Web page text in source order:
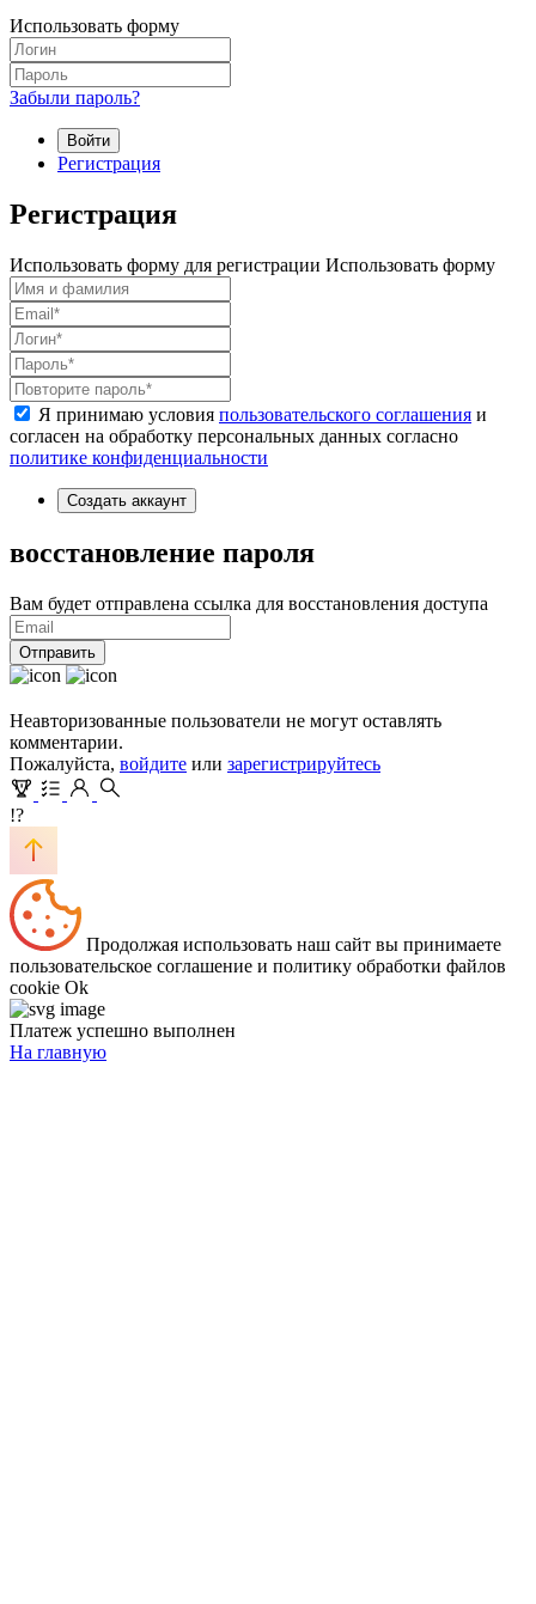
Использовать форму
Забыли пароль?
Войти
Регистрация
Регистрация
Использовать форму для регистрации Использовать форму
Я принимаю условия пользовательского соглашения и
согласен на обработку персональных данных согласно
политике конфиденциальности
Создать аккаунт
восстановление пароля
Вам будет отправлена ссылка для восстановления доступа
Отправить
Неавторизованные пользователи не могут оставлять
комментарии.
Пожалуйста, войдите или зарегистрируйтесь
!?
Продолжая использовать наш сайт вы принимаете
пользовательское соглашение и политику обработки файлов
cookie Ok
Платеж успешно выполнен
На главную